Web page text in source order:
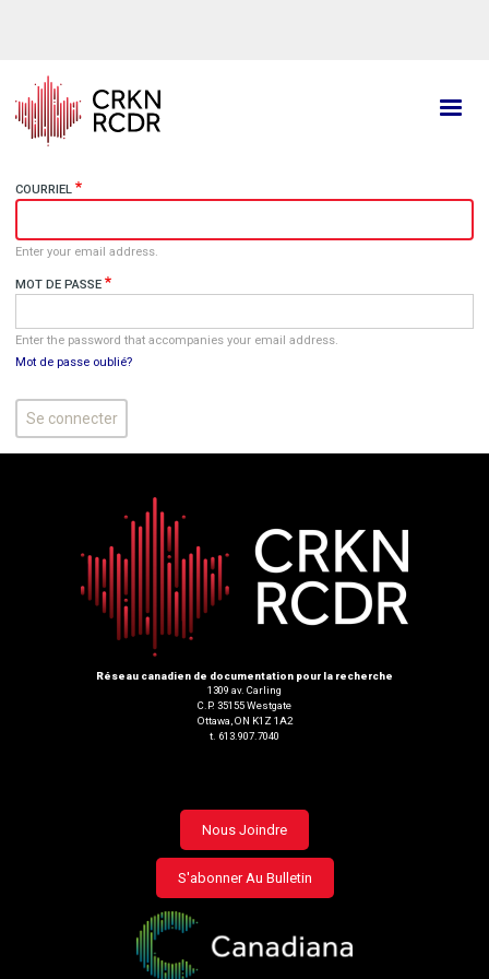
principal
COURRIEL
Enter your email address.
MOT DE PASSE
Enter the password that accompanies your email address.
Mot de passe oublié?
Réseau canadien de documentation pour la recherche
1309 av. Carling
C.P. 35155 Westgate
Ottawa, ON K1Z 1A2
t. 613.907.7040
Footer
menu
Nous Joindre
S'abonner Au Bulletin